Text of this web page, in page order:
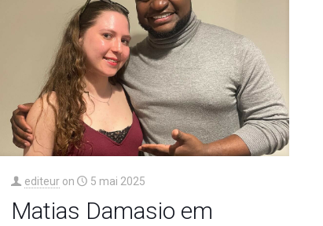
editeur on 5 mai 2025
Matias Damasio em